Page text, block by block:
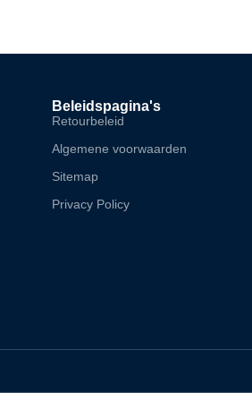
Beleidspagina's
Retourbeleid
Algemene voorwaarden
Sitemap
Privacy Policy